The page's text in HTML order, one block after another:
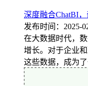
深度融合ChatBI
发布时间：2025-
在大数据时代，
增长。对于企业
这些数据，成为